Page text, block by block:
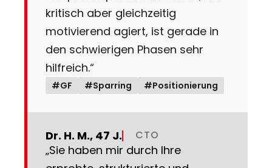
kritisch aber gleichzeitig
motivierend agiert, ist gerade in
den schwierigen Phasen sehr
hilfreich.“
#GF #Sparring #Positionierung
Dr. H. M., 47 J. CTO
„Sie haben mir durch Ihre